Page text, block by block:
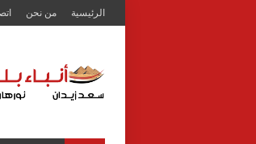
الرئيسية من نحن